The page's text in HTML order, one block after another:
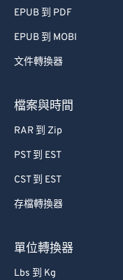
EPUB 到 PDF
EPUB 到 MOBI
文件轉換器
檔案與時間
RAR 到 Zip
PST 到 EST
CST 到 EST
存檔轉換器
單位轉換器
Lbs 到 Kg